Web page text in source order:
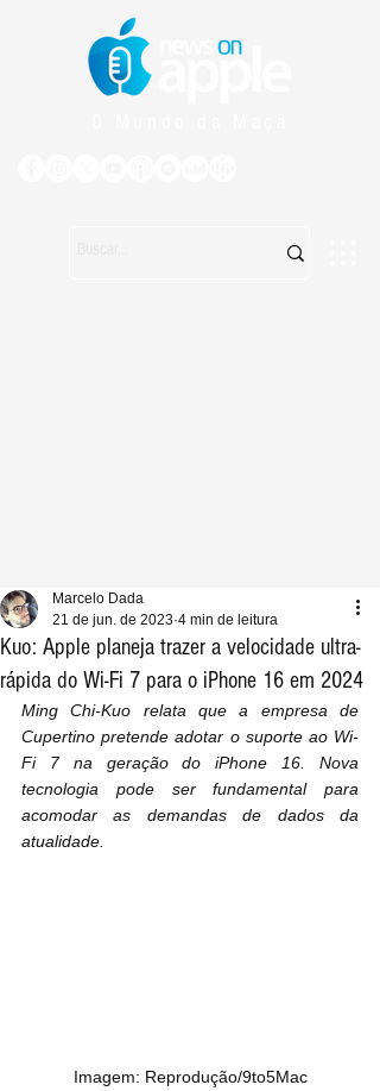
Kuo: Apple planeja trazer a velocidade ultra-
rápida do Wi-Fi 7 para o iPhone 16 em 2024
Marcelo Dada
21 de jun. de 2023 4 min de leitura
Ming Chi-Kuo relata que a empresa de
Cupertino pretende adotar o suporte ao Wi-
Fi 7 na geração do iPhone 16. Nova
tecnologia pode ser fundamental para
acomodar as demandas de dados da
atualidade.
Imagem: Reprodução/9to5Mac